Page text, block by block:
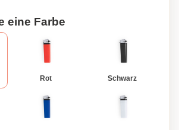
eine Farbe
Rot Schwarz